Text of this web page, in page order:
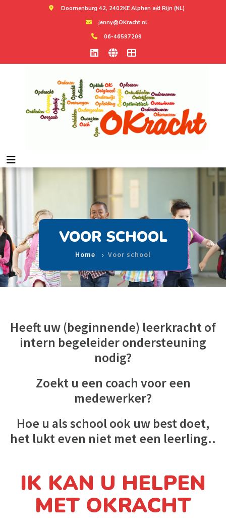
Doornenburg 42, 2402KE Alphen a/d Rijn (NL)
jenny@OKracht.nl
06-46597209
VOOR SCHOOL
Home Voor school
Heeft uw (beginnende) leerkracht of
intern begeleider ondersteuning
nodig?
Zoekt u een coach voor een
medewerker?
Hoe u als school ook uw best doet,
het lukt even niet met een leerling..
IK KAN U HELPEN
MET OKRACHT